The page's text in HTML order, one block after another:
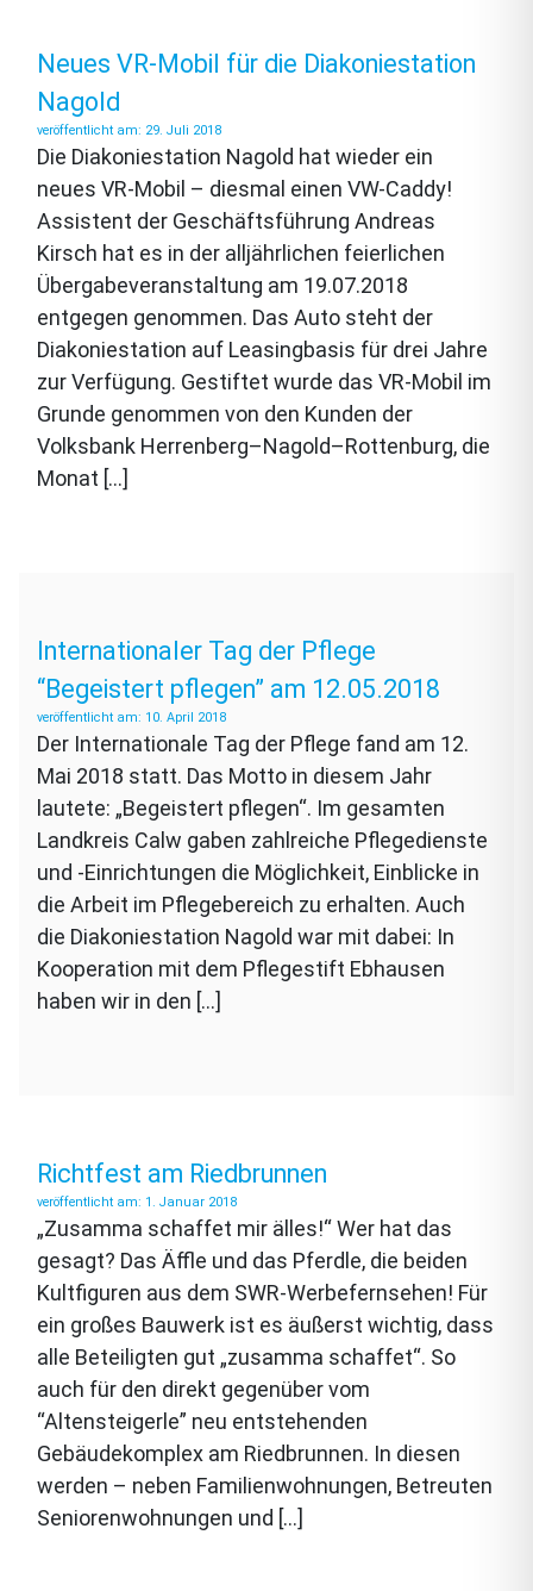
Neues VR-Mobil für die Diakoniestation
Nagold
29. Juli 2018
Die Diakoniestation Nagold hat wieder ein
neues VR-Mobil – diesmal einen VW-Caddy!
Assistent der Geschäftsführung Andreas
Kirsch hat es in der alljährlichen feierlichen
Übergabeveranstaltung am 19.07.2018
entgegen genommen. Das Auto steht der
Diakoniestation auf Leasingbasis für drei Jahre
zur Verfügung. Gestiftet wurde das VR-Mobil im
Grunde genommen von den Kunden der
Volksbank Herrenberg–Nagold–Rottenburg, die
Monat […]
Internationaler Tag der Pflege
“Begeistert pflegen” am 12.05.2018
10. April 2018
Der Internationale Tag der Pflege fand am 12.
Mai 2018 statt. Das Motto in diesem Jahr
lautete: „Begeistert pflegen“. Im gesamten
Landkreis Calw gaben zahlreiche Pflegedienste
und -Einrichtungen die Möglichkeit, Einblicke in
die Arbeit im Pflegebereich zu erhalten. Auch
die Diakoniestation Nagold war mit dabei: In
Kooperation mit dem Pflegestift Ebhausen
haben wir in den […]
Richtfest am Riedbrunnen
1. Januar 2018
„Zusamma schaffet mir älles!“ Wer hat das
gesagt? Das Äffle und das Pferdle, die beiden
Kultfiguren aus dem SWR-Werbefernsehen! Für
ein großes Bauwerk ist es äußerst wichtig, dass
alle Beteiligten gut „zusamma schaffet“. So
auch für den direkt gegenüber vom
“Altensteigerle” neu entstehenden
Gebäudekomplex am Riedbrunnen. In diesen
werden – neben Familienwohnungen, Betreuten
Seniorenwohnungen und […]